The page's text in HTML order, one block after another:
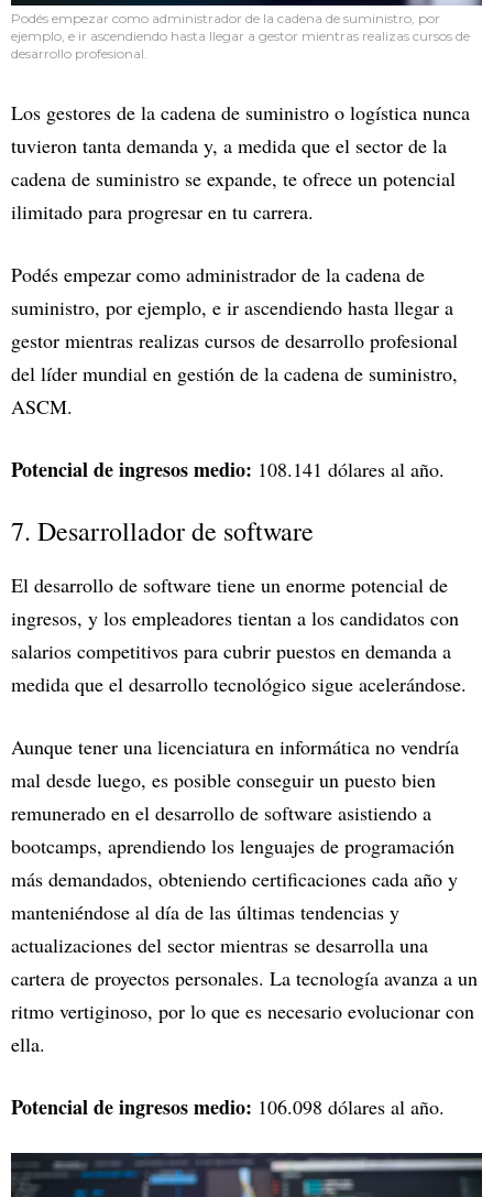
Podés empezar como administrador de la cadena de suministro, por
ejemplo, e ir ascendiendo hasta llegar a gestor mientras realizas cursos de
desarrollo profesional.
Los gestores de la cadena de suministro o logística nunca
tuvieron tanta demanda y, a medida que el sector de la
cadena de suministro se expande, te ofrece un potencial
ilimitado para progresar en tu carrera.
Podés empezar como administrador de la cadena de
suministro, por ejemplo, e ir ascendiendo hasta llegar a
gestor mientras realizas cursos de desarrollo profesional
del líder mundial en gestión de la cadena de suministro,
ASCM.
Potencial de ingresos medio: 108.141 dólares al año.
7. Desarrollador de software
El desarrollo de software tiene un enorme potencial de
ingresos, y los empleadores tientan a los candidatos con
salarios competitivos para cubrir puestos en demanda a
medida que el desarrollo tecnológico sigue acelerándose.
Aunque tener una licenciatura en informática no vendría
mal desde luego, es posible conseguir un puesto bien
remunerado en el desarrollo de software asistiendo a
bootcamps, aprendiendo los lenguajes de programación
más demandados, obteniendo certificaciones cada año y
manteniéndose al día de las últimas tendencias y
actualizaciones del sector mientras se desarrolla una
cartera de proyectos personales. La tecnología avanza a un
ritmo vertiginoso, por lo que es necesario evolucionar con
ella.
Potencial de ingresos medio: 106.098 dólares al año.